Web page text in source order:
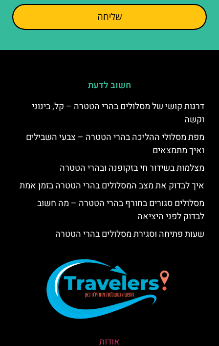
שליחה
חשוב לדעת
דרגות קושי של מסלולים בהרי הטטרה – קל, בינוני
וקשה
מפת מסלולי ההליכה בהרי הטטרה – צבעי השבילים
ואיך מתמצאים
מצלמות בשידור חי בזקופנה ובהרי הטטרה
איך לבדוק את מצב המסלולים בהרי הטטרה בזמן אמת
מסלולים סגורים בחורף בהרי הטטרה – מה חשוב
לבדוק לפני היציאה
שעות פתיחה וסגירת מסלולים בהרי הטטרה
אודות